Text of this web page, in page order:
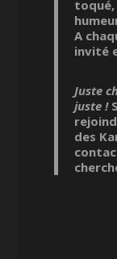
toqué,
A
invité
Juste
juste !
des